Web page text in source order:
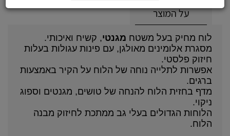
על המוצר
לוח מחיק בעל משטח מגנטי, קשיח ואיכותי.
מסגרת אלומינים מאולגן, עם פינות עגולות בעלות
חיזוק פלסטי.
אפשרות לתלייה נוחה של הלוח על הקיר באמצעות
ברגים.
מדף בחזית הלוח להנחה של טושים, מגנטים וספוג
ניקוי.
הלוחות הגדולים בעלי גב ממתכת לחיזוק מבנה
הלוח.